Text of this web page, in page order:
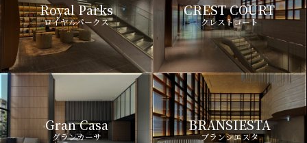
Royal Parks
ロイヤルパークス
CREST COURT
クレストコート
Gran Casa
グランカーサ
BRANSIESTA
ブランシエスタ